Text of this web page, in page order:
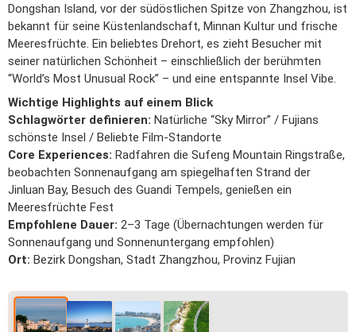
Dongshan Island, vor der südöstlichen Spitze von Zhangzhou, ist
bekannt für seine Küstenlandschaft, Minnan Kultur und frische
Meeresfrüchte. Ein beliebtes Drehort, es zieht Besucher mit
seiner natürlichen Schönheit – einschließlich der berühmten
“World’s Most Unusual Rock” – und eine entspannte Insel Vibe.
Wichtige Highlights auf einem Blick
Schlagwörter definieren: Natürliche “Sky Mirror” / Fujians
schönste Insel / Beliebte Film-Standorte
Core Experiences: Radfahren die Sufeng Mountain Ringstraße,
beobachten Sonnenaufgang am spiegelhaften Strand der
Jinluan Bay, Besuch des Guandi Tempels, genießen ein
Meeresfrüchte Fest
Empfohlene Dauer: 2–3 Tage (Übernachtungen werden für
Sonnenaufgang und Sonnenuntergang empfohlen)
Ort: Bezirk Dongshan, Stadt Zhangzhou, Provinz Fujian